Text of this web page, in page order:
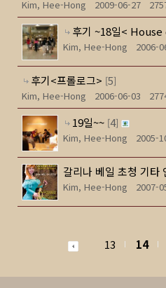
Kim, Hee-Hong
2009-06-27
후기 ~18일<
Kim, Hee-Hong
2006-
후기<프롤로그> [5]
Kim, Hee-Hong
2006-06-03
19일~~ [4]
Kim, Hee-Hong
2005-
갈리나 베일 초청 기타
Kim, Hee-Hong
2007-
13 14